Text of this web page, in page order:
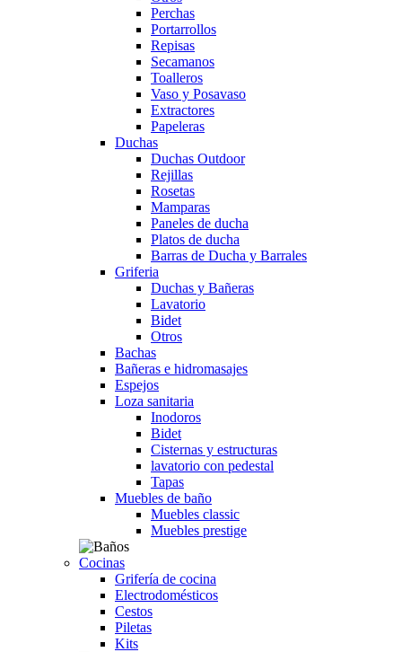
Perchas
Portarrollos
Repisas
Secamanos
Toalleros
Vaso y Posavaso
Extractores
Papeleras
Duchas
Duchas Outdoor
Rejillas
Rosetas
Mamparas
Paneles de ducha
Platos de ducha
Barras de Ducha y Barrales
Griferia
Duchas y Bañeras
Lavatorio
Bidet
Otros
Bachas
Bañeras e hidromasajes
Espejos
Loza sanitaria
Inodoros
Bidet
Cisternas y estructuras
lavatorio con pedestal
Tapas
Muebles de baño
Muebles classic
Muebles prestige
Cocinas
Grifería de cocina
Electrodomésticos
Cestos
Piletas
Kits